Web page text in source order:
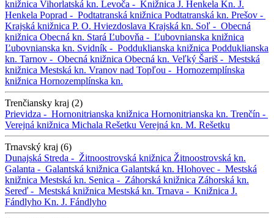
knižnica Vihorlatská kn. Levoča - Knižnica J. Henkela Kn. J.
Henkela Poprad - Podtatranská knižnica Podtatranská kn. Prešov -
Krajská knižnica P. O. Hviezdoslava Krajská kn. Soľ - Obecná
knižnica Obecná kn. Stará Ľubovňa - Ľubovnianska knižnica
Ľubovnianska kn. Svidník - Podduklianska knižnica Podduklianska
kn. Tarnov - Obecná knižnica Obecná kn. Veľký Šariš - Mestská
knižnica Mestská kn. Vranov nad Topľou - Hornozemplínska
knižnica Hornozemplínska kn.
Trenčiansky kraj (2)
Prievidza - Hornonitrianska knižnica Hornonitrianska kn. Trenčín -
Verejná knižnica Michala Rešetku Verejná kn. M. Rešetku
Trnavský kraj (6)
Dunajská Streda - Žitnoostrovská knižnica Žitnoostrovská kn.
Galanta - Galantská knižnica Galantská kn. Hlohovec - Mestská
knižnica Mestská kn. Senica - Záhorská knižnica Záhorská kn.
Sereď - Mestská knižnica Mestská kn. Trnava - Knižnica J.
Fándlyho Kn. J. Fándlyho